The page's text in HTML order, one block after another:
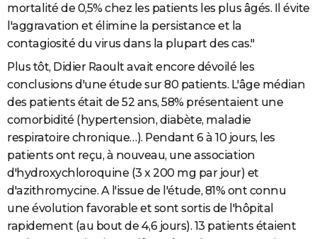
mortalité de 0,5% chez les patients les plus âgés. Il évite
l'aggravation et élimine la persistance et la
contagiosité du virus dans la plupart des cas."
Plus tôt, Didier Raoult avait encore dévoilé les
conclusions d'une étude sur 80 patients. L'âge médian
des patients était de 52 ans, 58% présentaient une
comorbidité (hypertension, diabète, maladie
respiratoire chronique…). Pendant 6 à 10 jours, les
patients ont reçu, à nouveau, une association
d'hydroxychloroquine (3 x 200 mg par jour) et
d'azithromycine. A l'issue de l'étude, 81% ont connu
une évolution favorable et sont sortis de l'hôpital
rapidement (au bout de 4,6 jours). 13 patients étaient